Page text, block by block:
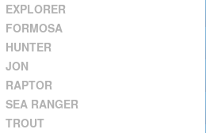
EXPLORER
FORMOSA
HUNTER
JON
RAPTOR
SEA RANGER
TROUT